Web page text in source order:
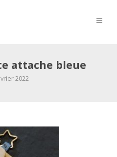
attache bleue
2022